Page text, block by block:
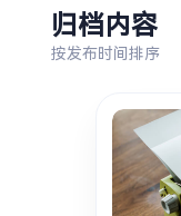
生活 音乐
摄影
归档内容
按发布时间排序